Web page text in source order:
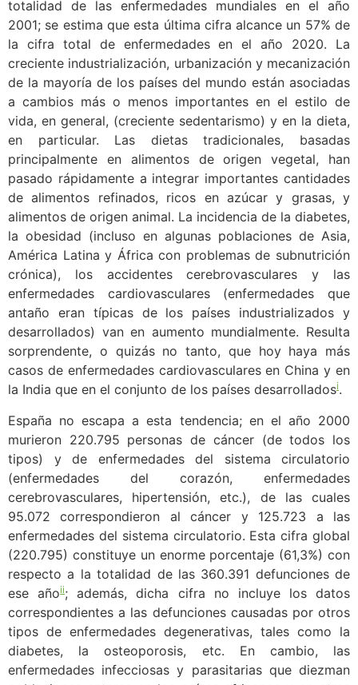
totalidad de las enfermedades mundiales en el año
2001; se estima que esta última cifra alcance un 57% de
la cifra total de enfermedades en el año 2020. La
creciente industrialización, urbanización y mecanización
de la mayoría de los países del mundo están asociadas
a cambios más o menos importantes en el estilo de
vida, en general, (creciente sedentarismo) y en la dieta,
en particular. Las dietas tradicionales, basadas
principalmente en alimentos de origen vegetal, han
pasado rápidamente a integrar importantes cantidades
de alimentos refinados, ricos en azúcar y grasas, y
alimentos de origen animal. La incidencia de la diabetes,
la obesidad (incluso en algunas poblaciones de Asia,
América Latina y África con problemas de subnutrición
crónica), los accidentes cerebrovasculares y las
enfermedades cardiovasculares (enfermedades que
antaño eran típicas de los países industrializados y
desarrollados) van en aumento mundialmente. Resulta
sorprendente, o quizás no tanto, que hoy haya más
casos de enfermedades cardiovasculares en China y en
la India que en el conjunto de los países desarrolladosi.
España no escapa a esta tendencia; en el año 2000
murieron 220.795 personas de cáncer (de todos los
tipos) y de enfermedades del sistema circulatorio
(enfermedades del corazón, enfermedades
cerebrovasculares, hipertensión, etc.), de las cuales
95.072 correspondieron al cáncer y 125.723 a las
enfermedades del sistema circulatorio. Esta cifra global
(220.795) constituye un enorme porcentaje (61,3%) con
respecto a la totalidad de las 360.391 defunciones de
ese añoii; además, dicha cifra no incluye los datos
correspondientes a las defunciones causadas por otros
tipos de enfermedades degenerativas, tales como la
diabetes, la osteoporosis, etc. En cambio, las
enfermedades infecciosas y parasitarias que diezman